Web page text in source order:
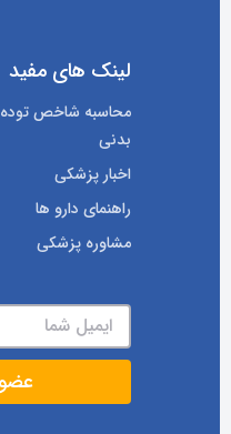
لینک های مفید
محاسبه شاخص توده
بدنی
اخبار پزشکی
راهنمای دارو ها
مشاوره پزشکی